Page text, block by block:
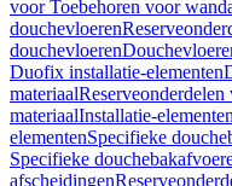
voor Toebehoren voor
douchevloeren
douchevloeren
Duofix installatie-elementen
materiaal
materiaalInstallatie-elementen
elementenSpecifieke
Specifieke
afscheidingen